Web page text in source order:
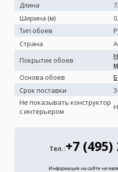
Длина
Ширина (м)
Тип обоев
Страна
Покрытие обоев
Основа обоев
Срок поставки
Не показывать конструктор
с интерьером
Тел.:+7 (495)
Информация на сайте не